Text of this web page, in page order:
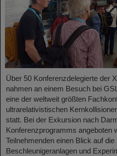
Über 50 Konferenzdelegierte der
nahmen an einem Besuch bei
eine der weltweit größten
ultrarelativistischen
statt. Bei der Exkursion nach
Konferenzprogramms angeboten
Teilnehmenden einen Blick auf
Beschleunigeranlagen und